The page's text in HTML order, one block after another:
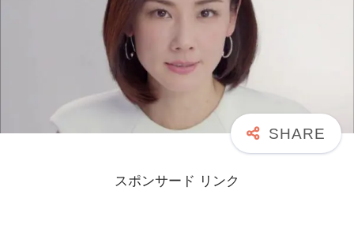
スポンサード リンク